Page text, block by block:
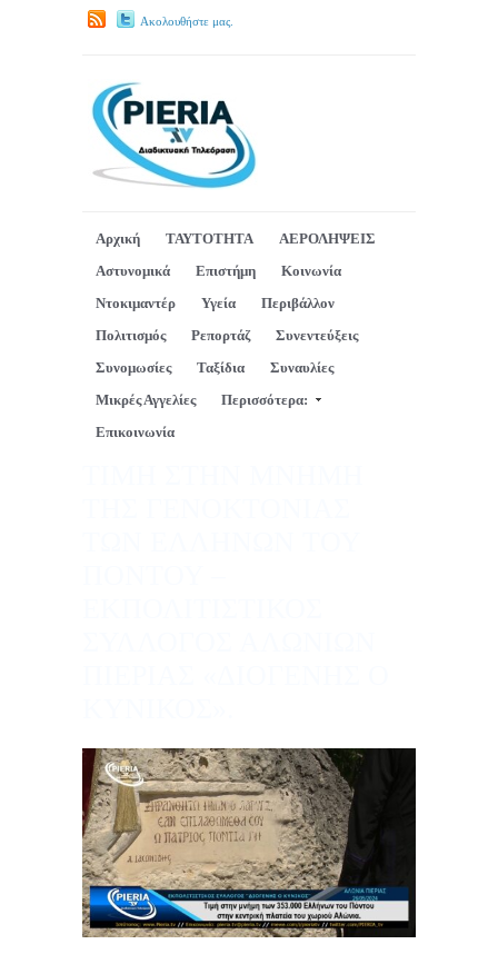
Ακολουθήστε μας.
Αρχική ΤΑΥΤΟΤΗΤΑ
ΑΕΡΟΛΗΨΕΙΣ
Αστυνομικά
Επιστήμη
Κοινωνία
Ντοκιμαντέρ
Υγεία
Περιβάλλον
Πολιτισμός
Ρεπορτάζ
Συνεντεύξεις
Συνομωσίες
Ταξίδια
Συναυλίες
Μικρές Αγγελίες
Περισσότερα:
Επικοινωνία